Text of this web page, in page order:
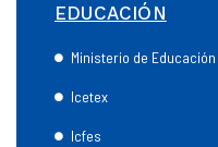
EDUCACIÓN
Ministerio de Educación
Icetex
Icfes